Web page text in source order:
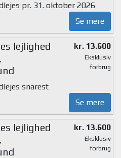
pr. 31. oktober 2026
Se mere
lejlighed
kr. 13.600
Eksklusiv
forbrug
snarest
Se mere
lejlighed
kr. 13.600
Eksklusiv
forbrug